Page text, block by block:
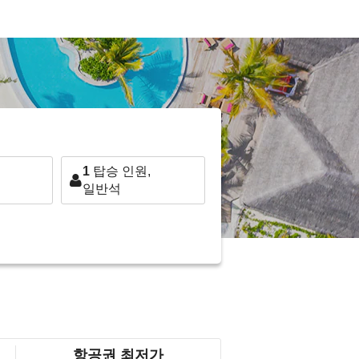
1 탑승 인원,
일반석
항공권 최저가